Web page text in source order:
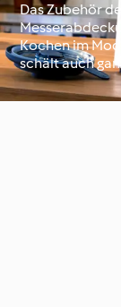
Das Zubehör
Kochen im
schält auch